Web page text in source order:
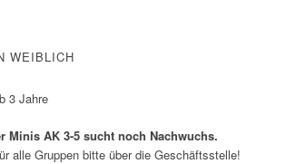
WEIBLICH
3 Jahre
Minis AK 3-5 sucht noch Nachwuchs.
alle Gruppen bitte über die Geschäftsstelle!